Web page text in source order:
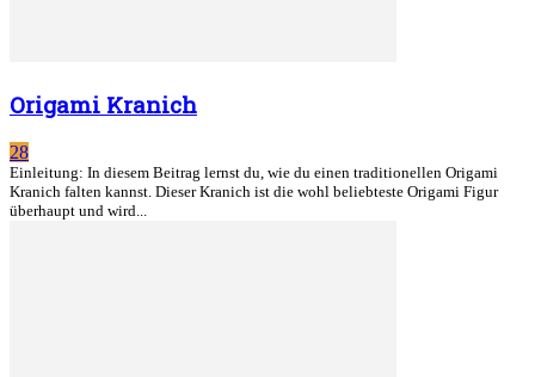
Origami Kranich
28
Einleitung: In diesem Beitrag lernst du, wie du einen traditionellen Origami
Kranich falten kannst. Dieser Kranich ist die wohl beliebteste Origami Figur
überhaupt und wird...